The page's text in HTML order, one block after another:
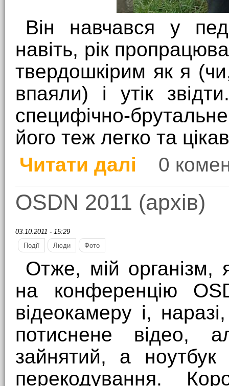
Він навчався у
навіть, рік
твердошкірим як я
впаяли) і утік
специфічно-
його теж легко та
Читати далі
про Екскурсовод 80-
0
OSDN 2011 (архів)
03.10.2011 - 15:29
Події
Люди Фото
Отже, мій організм,
на конференцію
відеокамеру і,
потиснене відео,
зайнятий, а
перекодування.